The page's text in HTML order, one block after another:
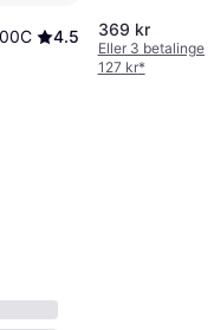
4.5
369 kr
Eller 3 betalinger
127 kr*